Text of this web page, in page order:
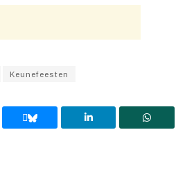
Keunefeesten